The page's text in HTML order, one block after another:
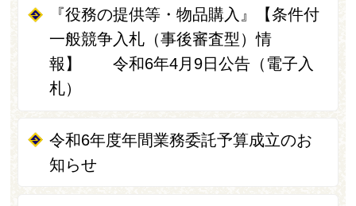
『役務の提供等・物品購入』【条件付
一般競争入札（事後審査型）情
報】 令和6年4月9日公告（電子入
札）
令和6年度年間業務委託予算成立のお
知らせ